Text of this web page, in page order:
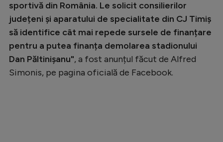
sportivă din România. Le solicit consilierilor
județeni și aparatului de specialitate din CJ Timiș
să identifice cât mai repede sursele de finanțare
pentru a putea finanța demolarea stadionului
Dan Păltinișanu", a fost anunțul făcut de Alfred
Simonis, pe pagina oficială de Facebook.